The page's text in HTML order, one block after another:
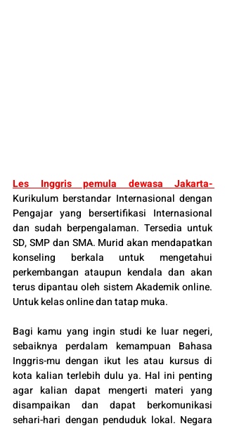
Les Inggris pemula dewasa Jakarta
Kurikulum berstandar Internasional dengan
Pengajar yang bersertifikasi Internasional
dan sudah berpengalaman. Tersedia untuk
SD, SMP dan SMA. Murid akan mendapatkan
konseling berkala untuk mengetahui
perkembangan ataupun kendala dan akan
terus dipantau oleh sistem Akademik online.
Untuk kelas online dan tatap muka.
Bagi kamu yang ingin studi ke luar negeri,
sebaiknya perdalam kemampuan Bahasa
Inggris-mu dengan ikut les atau kursus di
kota kalian terlebih dulu ya. Hal ini penting
agar kalian dapat mengerti materi yang
disampaikan dan dapat berkomunikasi